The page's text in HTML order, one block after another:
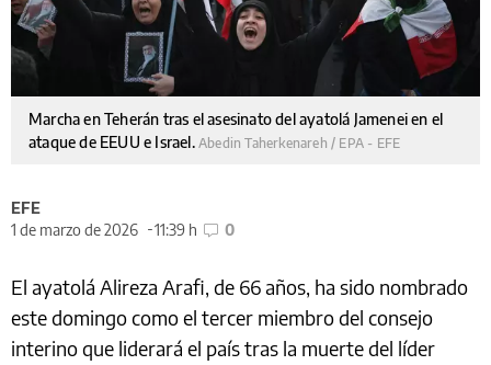
Marcha en Teherán tras el asesinato del ayatolá Jamenei en el
ataque de EEUU e Israel. Abedin Taherkenareh / EPA - EFE
EFE
1 de marzo de 2026
11:39 h 0
El ayatolá Alireza Arafi, de 66 años, ha sido nombrado
este domingo como el tercer miembro del consejo
interino que liderará el país tras la muerte del líder